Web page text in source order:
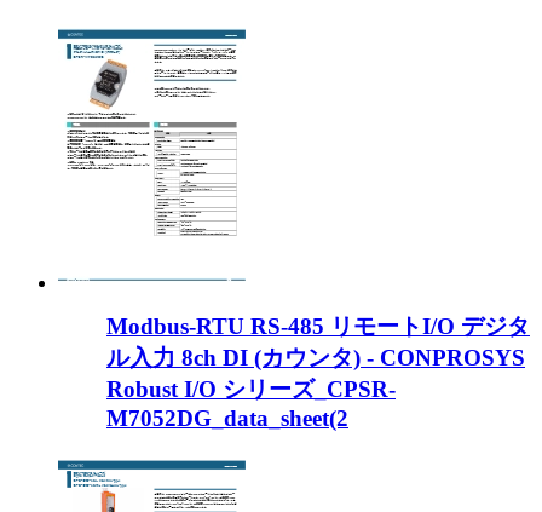
Modbus-RTU RS-485 リモートI/O デジタ
ル入力 8ch DI (カウンタ) - CONPROSYS
Robust I/O シリーズ_CPSR-
M7052DG_data_sheet(2